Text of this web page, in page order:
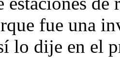
fue una
lo dije en el